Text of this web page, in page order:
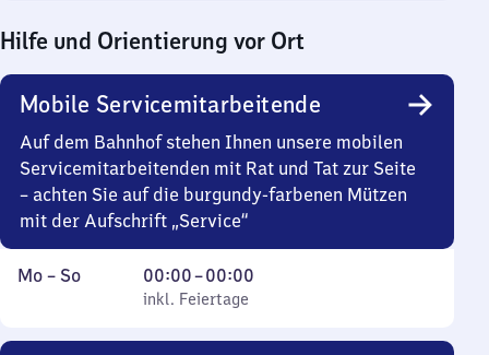
Hilfe und Orientierung vor Ort
Mobile Servicemitarbeitende
Auf dem Bahnhof stehen Ihnen unsere mobilen
Servicemitarbeitenden mit Rat und Tat zur Seite
– achten Sie auf die burgundy-farbenen Mützen
mit der Aufschrift „Service“
Montag
Mo – So,
inkl. Feiertage
00:00–00:00
Von
0
inkl. Feiertage